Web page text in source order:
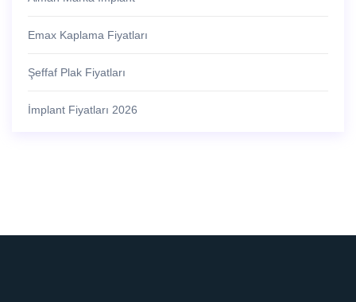
Emax Kaplama Fiyatları
Şeffaf Plak Fiyatları
İmplant Fiyatları 2026